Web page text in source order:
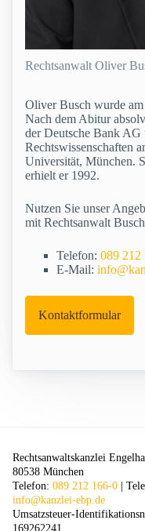
Rechtsanwalt Oliver
Oliver Busch wurde
Nach dem Abitur
der Deutsche Bank AG
Rechtswissenschaften
Universität, München.
erhielt er 1992.
Nutzen Sie unser
mit Rechtsanwalt
Telefon: 089 212
E-Mail:
Kontaktformular
Rechtsanwaltskanzlei
80538 München
Telefon: 089 212 166-0 |
info@kanzlei-ebp.de
Umsatzsteuer-
169262241